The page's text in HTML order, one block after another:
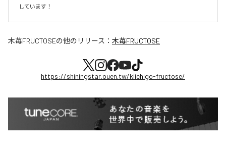
しています！
木苺FRUCTOSEの他のリリース： 木苺FRUCTOSE
https://shiningstar.ouen.tw/kiichigo-fructose/